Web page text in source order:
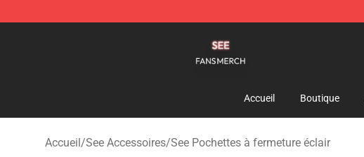
Accueil Boutique
Accueil/See Accessoires/See Pochettes à fermeture éclair